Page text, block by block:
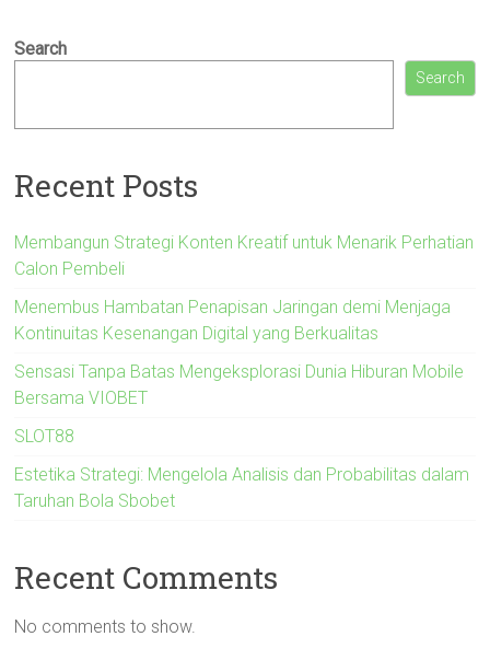
Search
Search
Recent Posts
Membangun Strategi Konten Kreatif untuk Menarik Perhatian
Calon Pembeli
Menembus Hambatan Penapisan Jaringan demi Menjaga
Kontinuitas Kesenangan Digital yang Berkualitas
Sensasi Tanpa Batas Mengeksplorasi Dunia Hiburan Mobile
Bersama VIOBET
SLOT88
Estetika Strategi: Mengelola Analisis dan Probabilitas dalam
Taruhan Bola Sbobet
Recent Comments
No comments to show.